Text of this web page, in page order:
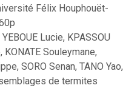
Félix Houphouët-
Lucie, KPASSOU
Souleymane,
SORO Senan, TANO Yao,
de termites